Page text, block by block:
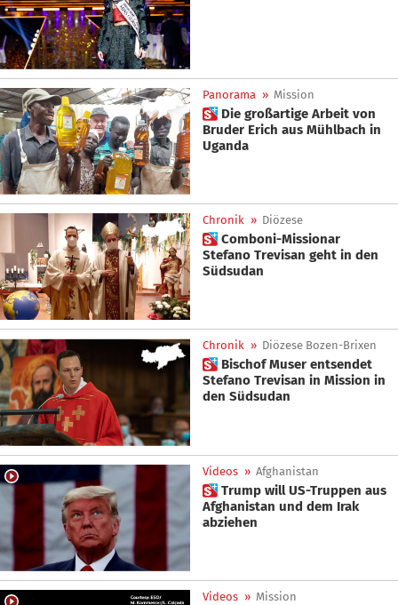
Panorama » Mission
 Die großartige Arbeit von
Bruder Erich aus Mühlbach in
Uganda
Chronik » Diözese
 Comboni-Missionar
Stefano Trevisan geht in den
Südsudan
Chronik » Diözese Bozen-Brixen
 Bischof Muser entsendet
Stefano Trevisan in Mission in
den Südsudan
Videos » Afghanistan
 Trump will US-Truppen aus
Afghanistan und dem Irak
abziehen
Videos » Mission